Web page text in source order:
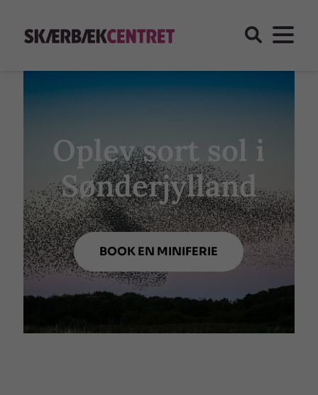
Oplev sort sol i
Sønderjylland
BOOK EN MINIFERIE